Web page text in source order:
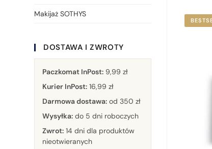
Makijaż SOTHYS
DOSTAWA I ZWROTY
Paczkomat InPost: 9,99 zł
Kurier InPost: 16,99 zł
Darmowa dostawa: od 350 zł
Wysyłka: do 5 dni roboczych
Zwrot: 14 dni dla produktów
nieotwieranych